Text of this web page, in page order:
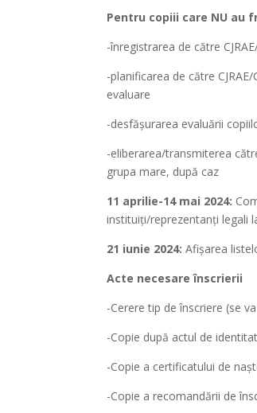
Pentru copiii care NU au
-înregistrarea de către
-planificarea de către
evaluare
-desfăşurarea evaluării
-eliberarea/transmiterea
grupa mare, după caz
11 aprilie-14 mai 2024:
instituiţi/reprezentanţi legali
21 iunie 2024:Afişarea
Acte necesare înscrierii
-Cerere tip de înscriere (se
-Copie după actul de
-Copie a certificatului de
-Copie a recomandării de